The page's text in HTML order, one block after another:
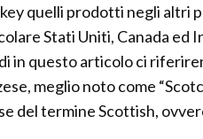
quelli prodotti negli altri
Stati Uniti, Canada ed
in questo articolo ci
meglio noto come
del termine Scottish,